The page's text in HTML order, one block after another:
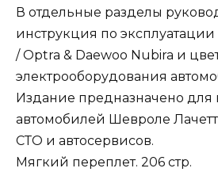
В отдельные разделы
инструкция по
/ Optra & Daewoo Nubira и
электрооборудования
Издание предназначено для
автомобилей Шевроле
СТО и автосервисов.
Мягкий переплет. 206 стр.